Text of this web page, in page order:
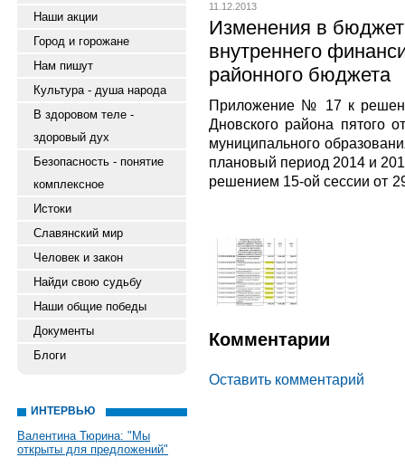
Наши акции
Город и горожане
Нам пишут
Культура - душа народа
В здоровом теле -
здоровый дух
Безопасность - понятие
комплексное
Истоки
Славянский мир
Человек и закон
Найди свою судьбу
Наши общие победы
Документы
Блоги
ИНТЕРВЬЮ
Валентина Тюрина: "Мы
открыты для предложений"
11.12.2013
Изменения в бюджет
внутреннего
районного бюджета
Приложение № 17 к
Дновского района
муниципального
плановый период 2014 и
решением 15-ой
Комментарии
Оставить комментарий